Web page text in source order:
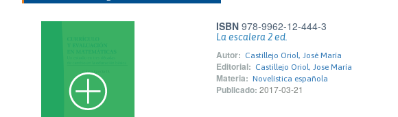
ISBN 978-9962-12-444-3
La escalera 2 ed.
Autor: Castillejo Oriol, José María
Editorial: Castillejo Oriol, Jose María
Materia: Novelística española
Publicado: 2017-03-21